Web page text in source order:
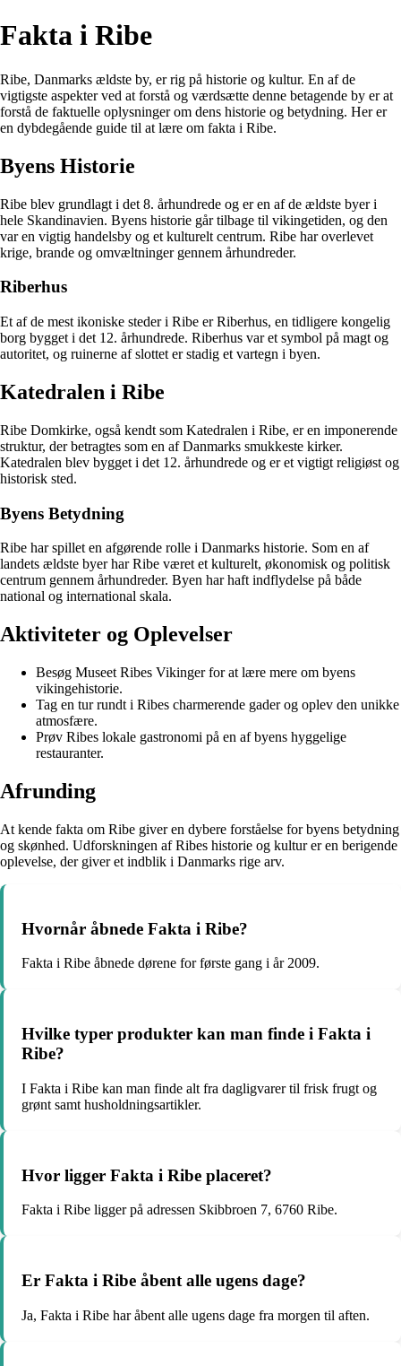
Fakta i Ribe
Ribe, Danmarks ældste by, er rig på historie og kultur. En af de
vigtigste aspekter ved at forstå og værdsætte denne betagende by er at
forstå de faktuelle oplysninger om dens historie og betydning. Her er
en dybdegående guide til at lære om fakta i Ribe.
Byens Historie
Ribe blev grundlagt i det 8. århundrede og er en af de ældste byer i
hele Skandinavien. Byens historie går tilbage til vikingetiden, og den
var en vigtig handelsby og et kulturelt centrum. Ribe har overlevet
krige, brande og omvæltninger gennem århundreder.
Riberhus
Et af de mest ikoniske steder i Ribe er Riberhus, en tidligere kongelig
borg bygget i det 12. århundrede. Riberhus var et symbol på magt og
autoritet, og ruinerne af slottet er stadig et vartegn i byen.
Katedralen i Ribe
Ribe Domkirke, også kendt som Katedralen i Ribe, er en imponerende
struktur, der betragtes som en af Danmarks smukkeste kirker.
Katedralen blev bygget i det 12. århundrede og er et vigtigt religiøst og
historisk sted.
Byens Betydning
Ribe har spillet en afgørende rolle i Danmarks historie. Som en af
landets ældste byer har Ribe været et kulturelt, økonomisk og politisk
centrum gennem århundreder. Byen har haft indflydelse på både
national og international skala.
Aktiviteter og Oplevelser
Besøg Museet Ribes Vikinger for at lære mere om byens
vikingehistorie.
Tag en tur rundt i Ribes charmerende gader og oplev den unikke
atmosfære.
Prøv Ribes lokale gastronomi på en af byens hyggelige
restauranter.
Afrunding
At kende fakta om Ribe giver en dybere forståelse for byens betydning
og skønhed. Udforskningen af Ribes historie og kultur er en berigende
oplevelse, der giver et indblik i Danmarks rige arv.
Hvornår åbnede Fakta i Ribe?
Fakta i Ribe åbnede dørene for første gang i år 2009.
Hvilke typer produkter kan man finde i Fakta i
Ribe?
I Fakta i Ribe kan man finde alt fra dagligvarer til frisk frugt og
grønt samt husholdningsartikler.
Hvor ligger Fakta i Ribe placeret?
Fakta i Ribe ligger på adressen Skibbroen 7, 6760 Ribe.
Er Fakta i Ribe åbent alle ugens dage?
Ja, Fakta i Ribe har åbent alle ugens dage fra morgen til aften.